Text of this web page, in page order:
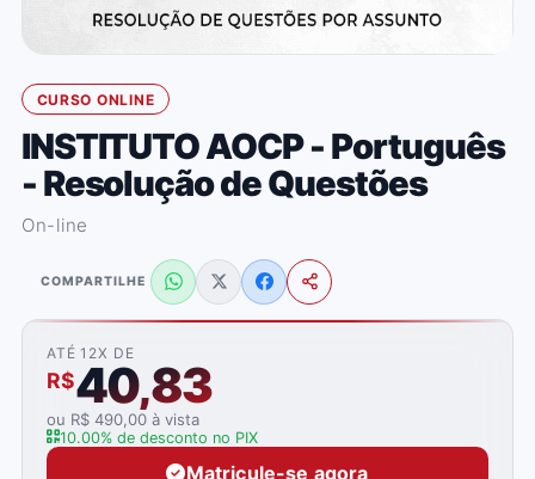
CURSO ONLINE
INSTITUTO AOCP - Português
- Resolução de Questões
On-line
COMPARTILHE
ATÉ 12X DE
R$40,83
ou R$ 490,00 à vista
10.00% de desconto no PIX
Matricule-se agora